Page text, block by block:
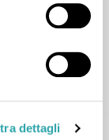
dettagli
CONTATTA